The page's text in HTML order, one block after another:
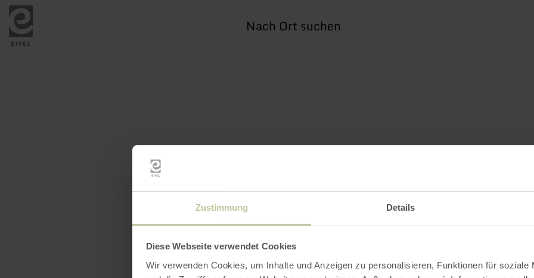
Zustimmung Details
Diese Webseite verwendet Cookies
Wir verwenden Cookies, um Inhalte und Anzeigen zu personalisieren, Funktionen für soziale
suche